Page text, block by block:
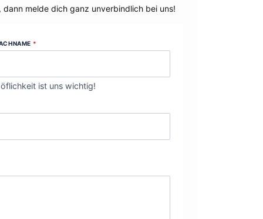
melde dich ganz unverbindlich bei uns!
*
ist uns wichtig!